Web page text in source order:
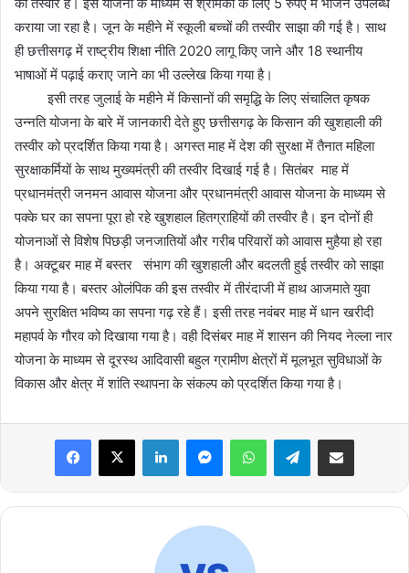
कराया जा रहा है। जून के महीने में स्कूली बच्चों की तस्वीर साझा की गई है। साथ
ही छत्तीसगढ़ में राष्ट्रीय शिक्षा नीति 2020 लागू किए जाने और 18 स्थानीय
भाषाओं में पढ़ाई कराए जाने का भी उल्लेख किया गया है।
इसी तरह जुलाई के महीने में किसानों की समृद्धि के लिए संचालित कृषक
उन्नति योजना के बारे में जानकारी देते हुए छत्तीसगढ़ के किसान की खुशहाली की
तस्वीर को प्रदर्शित किया गया है। अगस्त माह में देश की सुरक्षा में तैनात महिला
सुरक्षाकर्मियों के साथ मुख्यमंत्री की तस्वीर दिखाई गई है। सितंबर माह में
प्रधानमंत्री जनमन आवास योजना और प्रधानमंत्री आवास योजना के माध्यम से
पक्के घर का सपना पूरा हो रहे खुशहाल हितग्राहियों की तस्वीर है। इन दोनों ही
योजनाओं से विशेष पिछड़ी जनजातियों और गरीब परिवारों को आवास मुहैया हो रहा
है। अक्टूबर माह में बस्तर संभाग की खुशहाली और बदलती हुई तस्वीर को साझा
किया गया है। बस्तर ओलंपिक की इस तस्वीर में तीरंदाजी में हाथ आजमाते युवा
अपने सुरक्षित भविष्य का सपना गढ़ रहे हैं। इसी तरह नवंबर माह में धान खरीदी
महापर्व के गौरव को दिखाया गया है। वही दिसंबर माह में शासन की नियद नेल्ला नार
योजना के माध्यम से दूरस्थ आदिवासी बहुल ग्रामीण क्षेत्रों में मूलभूत सुविधाओं के
विकास और क्षेत्र में शांति स्थापना के संकल्प को प्रदर्शित किया गया है।
Facebook
X LinkedInMessengerWhatsAppTelegramShare via Email